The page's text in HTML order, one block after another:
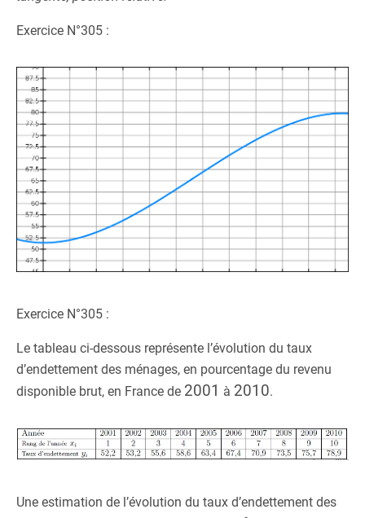
Exercice N°305 :
Exercice N°305 :
Le tableau ci-dessous représente l’évolution du taux
d’endettement des ménages, en pourcentage du revenu
disponible brut, en France de 2001 à 2010.
Une estimation de l’évolution du taux d’endettement des